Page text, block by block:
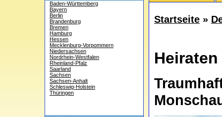
Baden-Württemberg
Bayern
Berlin
Brandenburg
Bremen
Hamburg
Hessen
Mecklenburg-Vorpommern
Niedersachsen
Nordrhein-Westfalen
Rheinland-Pfalz
Saarland
Sachsen
Sachsen-Anhalt
Schleswig-Holstein
Thüringen
Startseite »